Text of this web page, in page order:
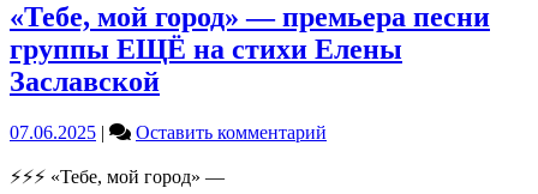
«Тебе, мой город» — премьера песни
группы ЕЩЁ на стихи Елены
Заславской
07.06.2025 | Оставить комментарий
⚡⚡⚡ «Тебе, мой город» —